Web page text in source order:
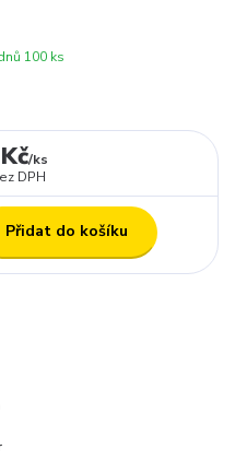
100 ks
/ks
DPH
Přidat do košíku